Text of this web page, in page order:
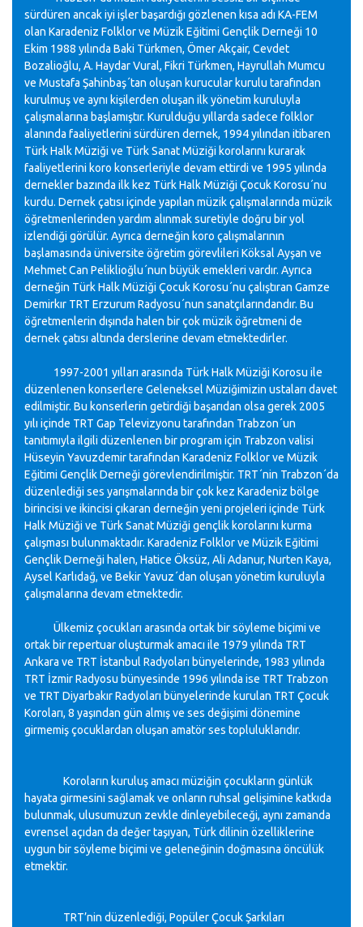
sürdüren ancak iyi işler başardığı gözlenen kısa adı KA-FEM
olan Karadeniz Folklor ve Müzik Eğitimi Gençlik Derneği 10
Ekim 1988 yılında Baki Türkmen, Ömer Akçair, Cevdet
Bozalioğlu, A. Haydar Vural, Fikri Türkmen, Hayrullah Mumcu
ve Mustafa Şahinbaş´tan oluşan kurucular kurulu tarafından
kurulmuş ve aynı kişilerden oluşan ilk yönetim kuruluyla
çalışmalarına başlamıştır. Kurulduğu yıllarda sadece folklor
alanında faaliyetlerini sürdüren dernek, 1994 yılından itibaren
Türk Halk Müziği ve Türk Sanat Müziği korolarını kurarak
faaliyetlerini koro konserleriyle devam ettirdi ve 1995 yılında
dernekler bazında ilk kez Türk Halk Müziği Çocuk Korosu´nu
kurdu. Dernek çatısı içinde yapılan müzik çalışmalarında müzik
öğretmenlerinden yardım alınmak suretiyle doğru bir yol
izlendiği görülür. Ayrıca derneğin koro çalışmalarının
başlamasında üniversite öğretim görevlileri Köksal Ayşan ve
Mehmet Can Peliklioğlu´nun büyük emekleri vardır. Ayrıca
derneğin Türk Halk Müziği Çocuk Korosu´nu çalıştıran Gamze
Demirkır TRT Erzurum Radyosu´nun sanatçılarındandır. Bu
öğretmenlerin dışında halen bir çok müzik öğretmeni de
dernek çatısı altında derslerine devam etmektedirler.
1997-2001 yılları arasında Türk Halk Müziği Korosu ile
düzenlenen konserlere Geleneksel Müziğimizin ustaları davet
edilmiştir. Bu konserlerin getirdiği başarıdan olsa gerek 2005
yılı içinde TRT Gap Televizyonu tarafından Trabzon´un
tanıtımıyla ilgili düzenlenen bir program için Trabzon valisi
Hüseyin Yavuzdemir tarafından Karadeniz Folklor ve Müzik
Eğitimi Gençlik Derneği görevlendirilmiştir. TRT´nin Trabzon´da
düzenlediği ses yarışmalarında bir çok kez Karadeniz bölge
birincisi ve ikincisi çıkaran derneğin yeni projeleri içinde Türk
Halk Müziği ve Türk Sanat Müziği gençlik korolarını kurma
çalışması bulunmaktadır. Karadeniz Folklor ve Müzik Eğitimi
Gençlik Derneği halen, Hatice Öksüz, Ali Adanur, Nurten Kaya,
Aysel Karlıdağ, ve Bekir Yavuz´dan oluşan yönetim kuruluyla
çalışmalarına devam etmektedir.
Ülkemiz çocukları arasında ortak bir söyleme biçimi ve
ortak bir repertuar oluşturmak amacı ile 1979 yılında TRT
Ankara ve TRT İstanbul Radyoları bünyelerinde, 1983 yılında
TRT İzmir Radyosu bünyesinde 1996 yılında ise TRT Trabzon
ve TRT Diyarbakır Radyoları bünyelerinde kurulan TRT Çocuk
Koroları, 8 yaşından gün almış ve ses değişimi dönemine
girmemiş çocuklardan oluşan amatör ses topluluklarıdır.
Koroların kuruluş amacı müziğin çocukların günlük
hayata girmesini sağlamak ve onların ruhsal gelişimine katkıda
bulunmak, ulusumuzun zevkle dinleyebileceği, aynı zamanda
evrensel açıdan da değer taşıyan, Türk dilinin özelliklerine
uygun bir söyleme biçimi ve geleneğinin doğmasına öncülük
etmektir.
TRT’nin düzenlediği, Popüler Çocuk Şarkıları